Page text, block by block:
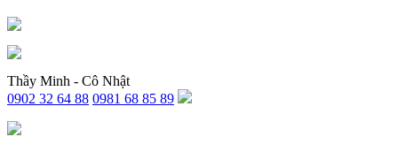
Thầy Minh - Cô Nhật
0902 32 64 88 0981 68 85 89